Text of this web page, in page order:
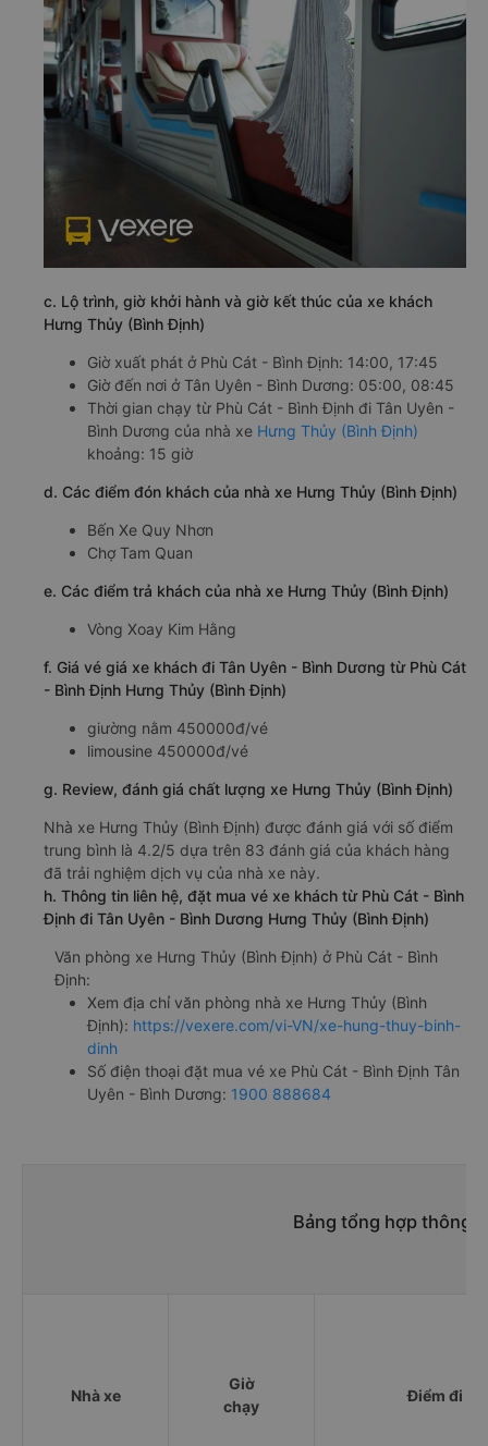
c. Lộ trình, giờ khởi hành và giờ kết thúc của xe khách
Hưng Thủy (Bình Định)
Giờ xuất phát ở Phù Cát - Bình Định: 14:00, 17:45
Giờ đến nơi ở Tân Uyên - Bình Dương: 05:00, 08:45
Thời gian chạy từ Phù Cát - Bình Định đi Tân Uyên -
Bình Dương của nhà xe Hưng Thủy (Bình Định)
khoảng: 15 giờ
d. Các điểm đón khách của nhà xe Hưng Thủy (Bình Định)
Bến Xe Quy Nhơn
Chợ Tam Quan
e. Các điểm trả khách của nhà xe Hưng Thủy (Bình Định)
Vòng Xoay Kim Hằng
f. Giá vé giá xe khách đi Tân Uyên - Bình Dương từ Phù Cát
- Bình Định Hưng Thủy (Bình Định)
giường nằm 450000đ/vé
limousine 450000đ/vé
g. Review, đánh giá chất lượng xe Hưng Thủy (Bình Định)
Nhà xe Hưng Thủy (Bình Định) được đánh giá với số điểm
trung bình là 4.2/5 dựa trên 83 đánh giá của khách hàng
đã trải nghiệm dịch vụ của nhà xe này.
h. Thông tin liên hệ, đặt mua vé xe khách từ Phù Cát - Bình
Định đi Tân Uyên - Bình Dương Hưng Thủy (Bình Định)
Văn phòng xe Hưng Thủy (Bình Định) ở Phù Cát - Bình
Định:
Xem địa chỉ văn phòng nhà xe Hưng Thủy (Bình
Định): https://vexere.com/vi-VN/xe-hung-thuy-binh-
dinh
Số điện thoại đặt mua vé xe Phù Cát - Bình Định Tân
Uyên - Bình Dương: 1900 888684
Bảng tổng hợp thông
Nhà xe
Giờ
chạy
Điểm đi